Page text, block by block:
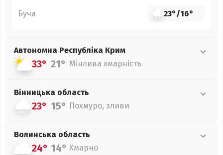
Буча 23°/16°
Автономна Республіка Крим
33° 21° Мінлива хмарність
Вінницька область
23° 15° Похмуро, зливи
Волинська область
24° 14° Хмарно